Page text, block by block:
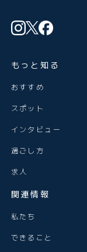
もっと知る
おすすめ
スポット
インタビュー
過ごし方
求人
関連情報
私たち
できること